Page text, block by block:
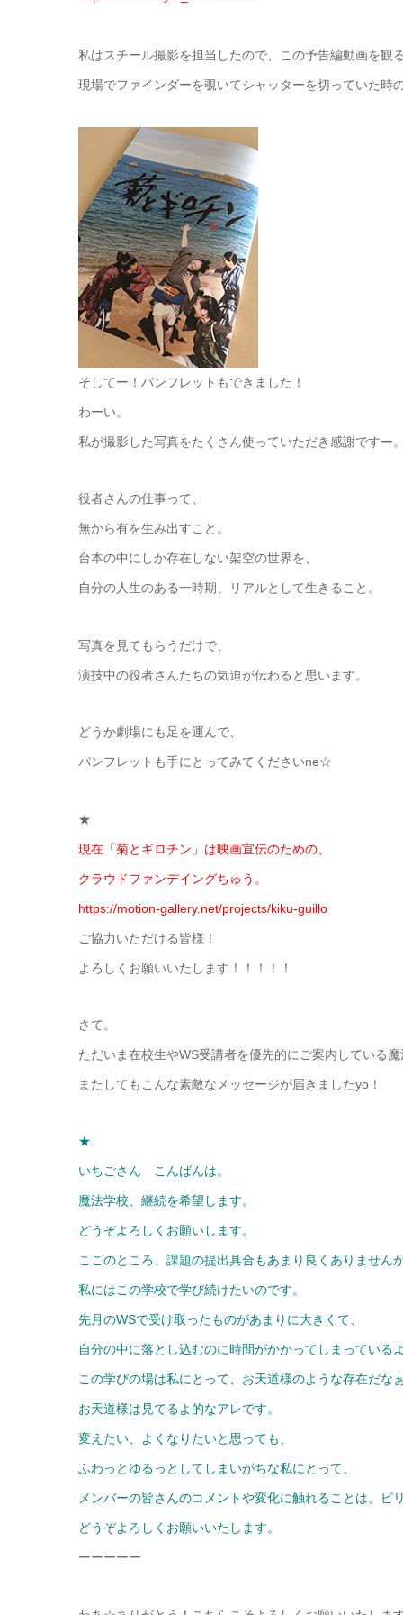
私はスチール撮影を担当したので、この予告編動画を観る
現場でファインダーを覗いてシャッターを切っていた時
そしてー！パンフレットもできました！
わーい。
私が撮影した写真をたくさん使っていただき感謝ですー
役者さんの仕事って、
無から有を生み出すこと。
台本の中にしか存在しない架空の世界を、
自分の人生のある一時期、リアルとして生きること。
写真を見てもらうだけで、
演技中の役者さんたちの気迫が伝わると思います。
どうか劇場にも足を運んで、
パンフレットも手にとってみてくださいne☆
★
現在「菊とギロチン」は映画宣伝のための、
クラウドファンデイングちゅう。
https://motion-gallery.net/projects/kiku-guillo
ご協力いただける皆様！
よろしくお願いいたします！！！！！
さて。
ただいま在校生やWS受講者を優先的にご案内している魔
またしてもこんな素敵なメッセージが届きましたyo！
★
いちごさん こんばんは。
魔法学校、継続を希望します。
どうぞよろしくお願いします。
ここのところ、課題の提出具合もあまり良くありませんが
私にはこの学校で学び続けたいのです。
先月のWSで受け取ったものがあまりに大きくて、
自分の中に落とし込むのに時間がかかってしまっている
この学びの場は私にとって、お天道様のような存在だな
お天道様は見てるよ的なアレです。
変えたい、よくなりたいと思っても、
ふわっとゆるっとしてしまいがちな私にとって、
メンバーの皆さんのコメントや変化に触れることは、ピ
どうぞよろしくお願いいたします。
ーーーーー